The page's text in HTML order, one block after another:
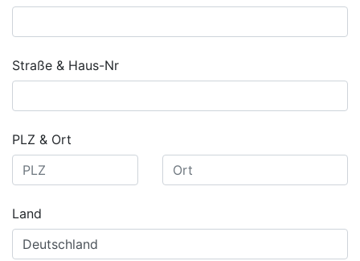
Straße & Haus-Nr
PLZ & Ort
Land